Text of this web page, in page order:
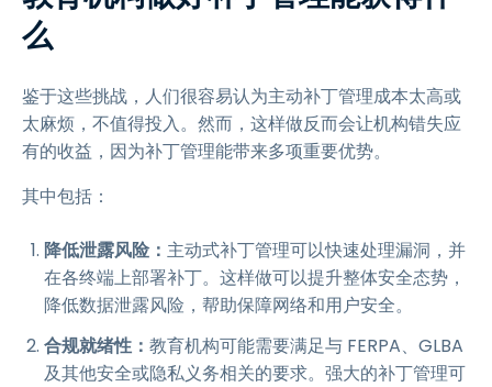
么
鉴于这些挑战，人们很容易认为主动补丁管理成本太高或
太麻烦，不值得投入。然而，这样做反而会让机构错失应
有的收益，因为补丁管理能带来多项重要优势。
其中包括：
降低泄露风险： 主动式补丁管理可以快速处理漏洞，并
在各终端上部署补丁。这样做可以提升整体安全态势，
降低数据泄露风险，帮助保障网络和用户安全。
合规就绪性： 教育机构可能需要满足与 FERPA、GLBA
及其他安全或隐私义务相关的要求。强大的补丁管理可